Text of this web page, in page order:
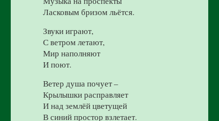
Ласковым бризом льётся.
Звуки играют,
С ветром летают,
Мир наполняют
И поют.
Ветер душа почует –
Крылышки расправляет
И над землёй цветущей
В синий простор взлетает.